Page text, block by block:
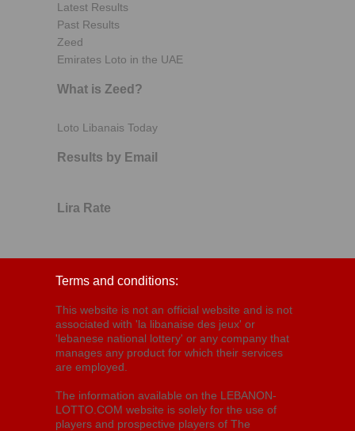
Latest Results
Past Results
Zeed
Emirates Loto in the UAE
What is Zeed?
Loto Libanais Today
Results by Email
Lira Rate
Terms and conditions:
This website is not an official website and is not
associated with 'la libanaise des jeux' or
'lebanese national lottery' or any company that
manages any product for which their services
are employed.
The information available on the LEBANON-
LOTTO.COM website is solely for the use of
players and prospective players of The